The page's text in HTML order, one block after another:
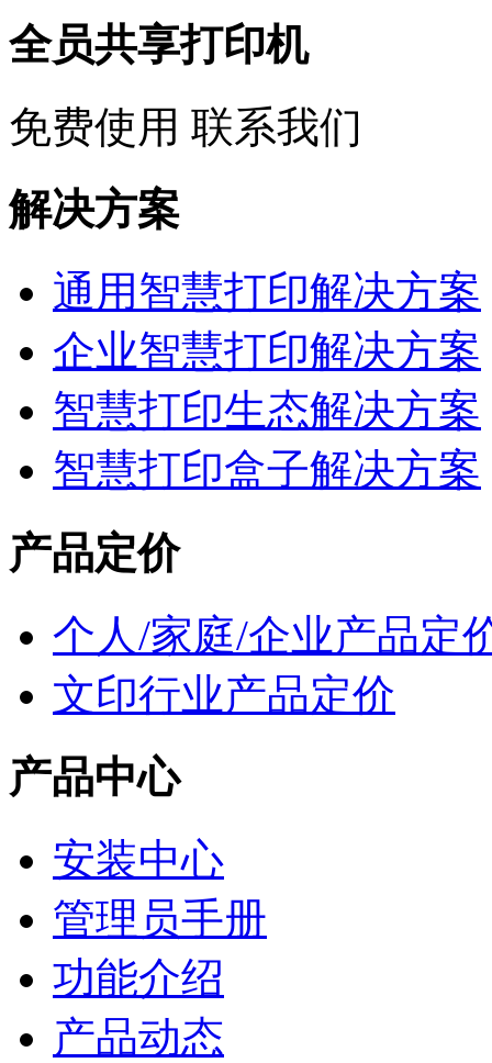
全员共享打印机
免费使用 联系我们
解决方案
通用智慧打印解决方案
企业智慧打印解决方案
智慧打印生态解决方案
智慧打印盒子解决方案
产品定价
个人/家庭/企业产品定
文印行业产品定价
产品中心
安装中心
管理员手册
功能介绍
产品动态